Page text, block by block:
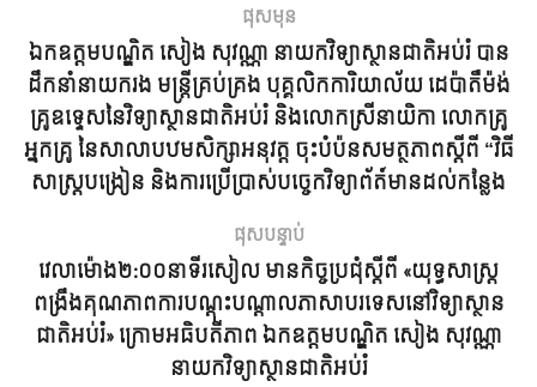
សម្គាល់៖ *ក្រោយបញ្ចប់វគ្គសិក្សានេះ បុគ្គលិកអប់រំ សិស្ស និង
និស្សិតនឹងទទួលបានវិញ្ញាបនបត្របញ្ជាក់ការសិក្សា។
កាលបរិច្ឆេទទទួលពាក្យ ៖ ចាប់ពីថ្ងៃផ្សាយដំណឹង រហូតដល់
ថ្ងៃទី១៩ ខែកក្កដា ឆ្នាំ២០២៦
==> កាលបរិច្ឆេទចូលរៀន ៖ ថ្ងៃទី២៥ ខែកក្កដា ឆ្នាំ២០២៦
#NIECAMBODIA សូមស្កេន QR Code ឬចុចចូលលីងខាង
https://enroll.nie.edu.kh/
ផុសមុន
ឯកឧត្តមបណ្ឌិត សៀង សុវណ្ណា នាយកវិទ្យាស្ថានជាតិអប់រំ​ បាន
ដឹកនាំនាយករង មន្ត្រីគ្រប់គ្រង បុគ្គលិកការិយាល័យ ដេប៉ាតឺម៉ង់
គ្រូឧទ្ទេសនៃវិទ្យាស្ថានជាតិអប់រំ និងលោកស្រីនាយិកា​ លោកគ្រូ
អ្នកគ្រូ នៃសាលាបឋមសិក្សាអនុវត្ត​ ចុះបំប៉នសមត្ថភាពស្ដីពី​ “វិធី
សាស្ត្រ​បង្រៀន និងការប្រើប្រាស់បច្ចេកវិទ្យាព័ត៍មានដល់កន្លែង
ផុសបន្ទាប់
វេលាម៉ោង២:០០នាទីរសៀល មានកិច្ចប្រជុំស្តីពី «យុទ្ធសាស្រ្ដ
ពង្រឹងគុណភាពការបណ្ដុះបណ្ដាលភាសាបរទេសនៅវិទ្យាស្ថាន
ជាតិអប់រំ» ក្រោមអធិបតីភាព ឯកឧត្ដមបណ្ឌិត សៀង សុវណ្ណា
នាយកវិទ្យាស្ថានជាតិអប់រំ